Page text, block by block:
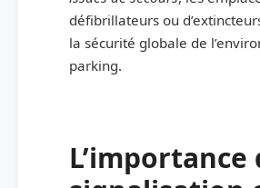
défibrillateurs ou
la sécurité globale de
parking.
L’importance